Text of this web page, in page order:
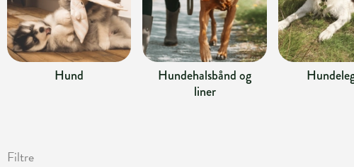
Hund
Hundehalsbånd og
liner
Filtre